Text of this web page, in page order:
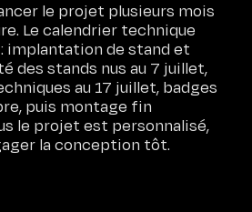
le projet plusieurs mois
Le calendrier technique
implantation de stand et
des stands nus au 7 juillet,
au 17 juillet, badges
puis montage fin
le projet est personnalisé,
la conception tôt.